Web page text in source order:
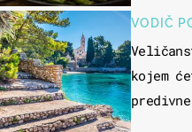
VODIČ
kojem